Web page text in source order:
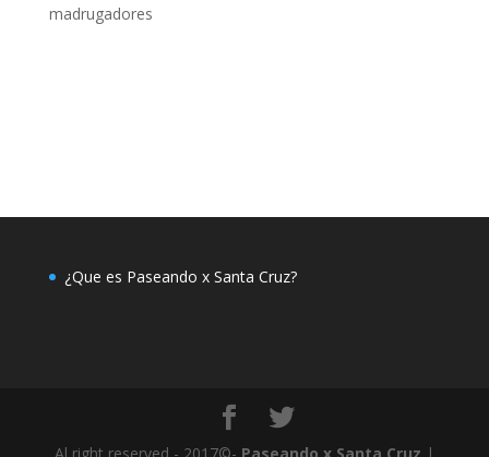
madrugadores
¿Que es Paseando x Santa Cruz?